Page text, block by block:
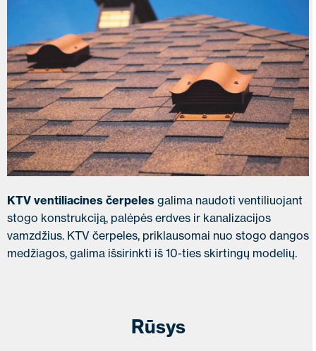
KTV ventiliacines čerpeles galima naudoti ventiliuojant
stogo konstrukciją, palėpės erdves ir kanalizacijos
vamzdžius. KTV čerpeles, priklausomai nuo stogo dangos
medžiagos, galima išsirinkti iš 10-ties skirtingų modelių.
Rūsys